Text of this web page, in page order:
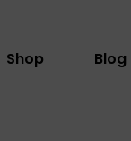
Shop Blog